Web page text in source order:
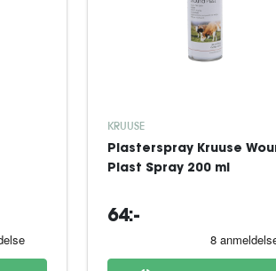
KRUUSE
Plasterspray Kruuse
Plast Spray 200 ml
64:-